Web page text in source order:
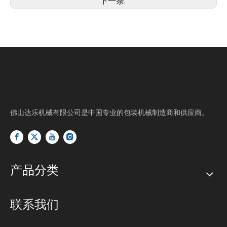
佛山达乐机械有限公司是中国专业的包装机械制造商和供应商。
产品分类
联系我们